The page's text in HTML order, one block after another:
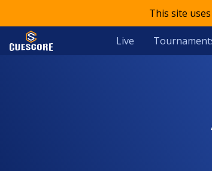
This site
Live